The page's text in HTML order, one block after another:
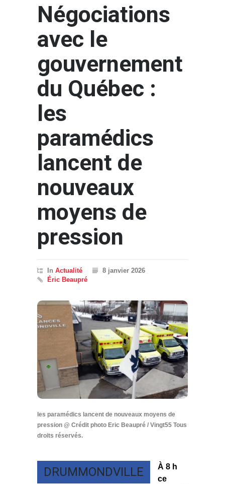
Négociations
avec le
gouvernement
du Québec :
les
paramédics
lancent de
nouveaux
moyens de
pression
In Actualité
8 janvier 2026
Éric Beaupré
les paramédics lancent de nouveaux moyens de
pression @ Crédit photo Eric Beaupré / Vingt55 Tous
droits réservés.
DRUMMONDVILLE
À 8 h
ce